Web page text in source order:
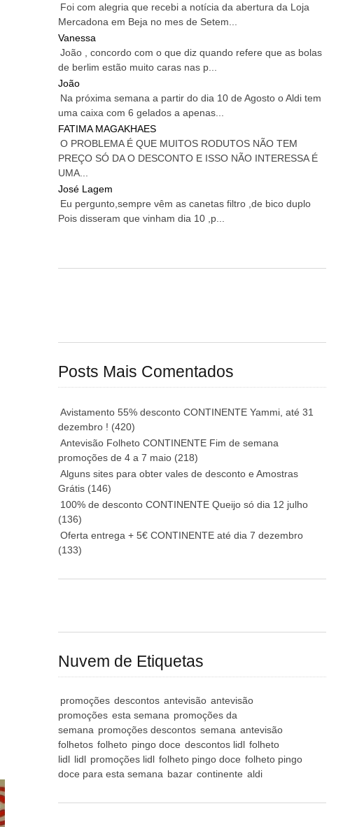
Foi com alegria que recebi a notícia da abertura da Loja
Mercadona em Beja no mes de Setem...
Vanessa
João , concordo com o que diz quando refere que as bolas
de berlim estão muito caras nas p...
João
Na próxima semana a partir do dia 10 de Agosto o Aldi tem
uma caixa com 6 gelados a apenas...
FATIMA MAGAKHAES
O PROBLEMA É QUE MUITOS RODUTOS NÃO TEM
PREÇO SÓ DA O DESCONTO E ISSO NÃO INTERESSA É
UMA...
José Lagem
Eu pergunto,sempre vêm as canetas filtro ,de bico duplo
Pois disseram que vinham dia 10 ,p...
Posts Mais Comentados
Avistamento 55% desconto CONTINENTE Yammi, até 31
dezembro ! (420)
Antevisão Folheto CONTINENTE Fim de semana
promoções de 4 a 7 maio (218)
Alguns sites para obter vales de desconto e Amostras
Grátis (146)
100% de desconto CONTINENTE Queijo só dia 12 julho
(136)
Oferta entrega + 5€ CONTINENTE até dia 7 dezembro
(133)
Nuvem de Etiquetas
promoções descontos antevisão antevisão
promoções esta semana promoções da
semana promoções descontos semana antevisão
folhetos folheto pingo doce descontos lidl folheto
lidl lidl promoções lidl folheto pingo doce folheto pingo
doce para esta semana bazar continente aldi